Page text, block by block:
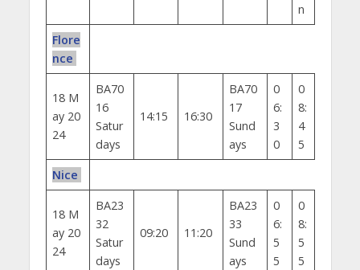
n
Flore
nce
18 M
ay 20
24
BA70
16
Satur
days
14:15 16:30
BA70
17
Sund
ays
0
6:
3
0
0
8:
4
5
Nice
18 M
ay 20
24
BA23
32
Satur
days
09:20 11:20
BA23
33
Sund
ays
0
6:
5
5
0
8:
5
5